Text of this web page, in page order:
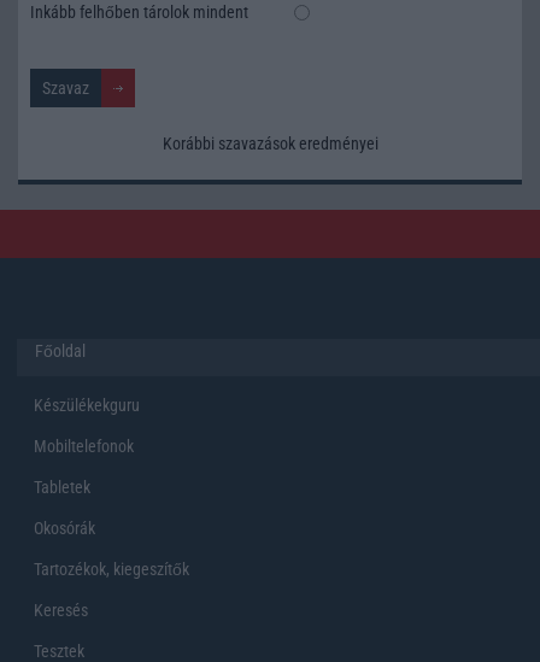
Inkább felhőben tárolok mindent
Korábbi szavazások eredményei
Főoldal
Készülékekguru
Mobiltelefonok
Tabletek
Okosórák
Tartozékok, kiegeszítők
Keresés
Tesztek